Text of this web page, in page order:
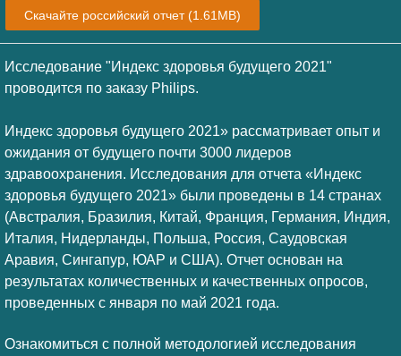
Скачайте российский отчет(1.61MB)
Исследование "Индекс здоровья будущего 2021"
проводится по заказу Philips.
Индекс здоровья будущего 2021» рассматривает опыт и
ожидания от будущего почти 3000 лидеров
здравоохранения. Исследования для отчета «Индекс
здоровья будущего 2021» были проведены в 14 странах
(Австралия, Бразилия, Китай, Франция, Германия, Индия,
Италия, Нидерланды, Польша, Россия, Саудовская
Аравия, Сингапур, ЮАР и США). Отчет основан на
результатах количественных и качественных опросов,
проведенных с января по май 2021 года.
Ознакомиться с полной методологией исследования